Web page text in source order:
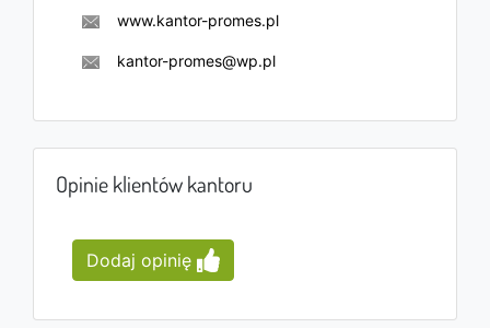
www.kantor-promes.pl
kantor-promes@wp.pl
Opinie klientów kantoru
Dodaj opinię